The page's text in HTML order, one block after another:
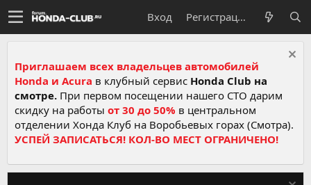
Вход Регистрация
Приглашаем всех владельцев автомобилей
Honda и Acura в клубный сервис Honda Club на
смотре. При первом посещении нашего СТО дарим
скидку на работы от 30 до 50% в центральном
отделении Хонда Клуб на Воробьевых горах (Смотра).
УСПЕЙ ЗАПИСАТЬСЯ! КОЛ-ВО МЕСТ ОГРАНИЧЕНО!